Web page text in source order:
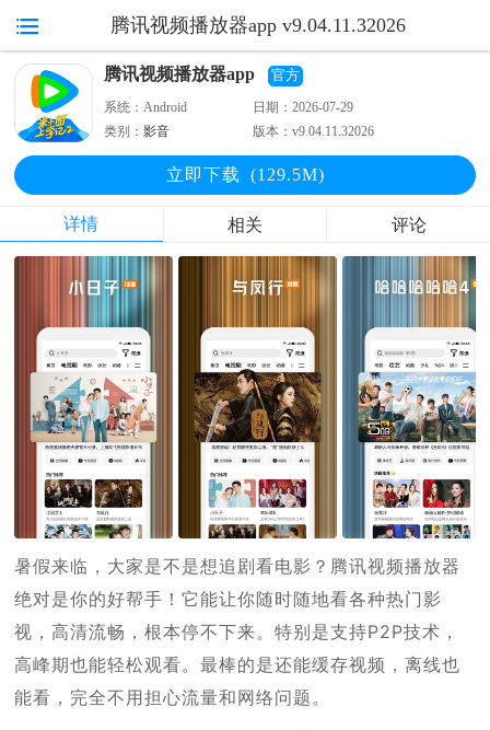
腾讯视频播放器app v9.04.11.32026
腾讯视频播放器app 官方
系统：Android 日期：2026-07-29
类别：影音 版本：v9.04.11.32026
立即下载 (129.5M)
详情 相关 评论
暑假来临，大家是不是想追剧看电影？腾讯视频播放器
绝对是你的好帮手！它能让你随时随地看各种热门影
视，高清流畅，根本停不下来。特别是支持P2P技术，
高峰期也能轻松观看。最棒的是还能缓存视频，离线也
能看，完全不用担心流量和网络问题。